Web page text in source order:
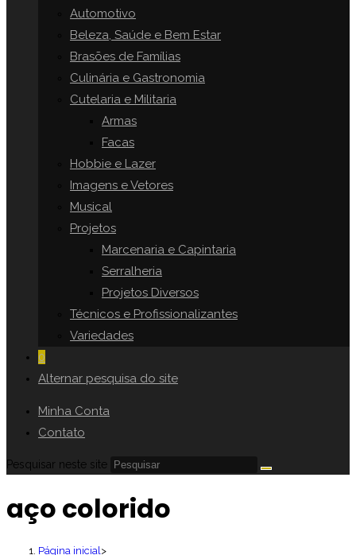
Automotivo
Beleza, Saúde e Bem Estar
Brasões de Famílias
Culinária e Gastronomia
Cutelaria e Militaria
Armas
Facas
Hobbie e Lazer
Imagens e Vetores
Musical
Projetos
Marcenaria e Capintaria
Serralheria
Projetos Diversos
Técnicos e Profissionalizantes
Variedades
0
Alternar pesquisa do site
Minha Conta
Contato
Pesquisar neste site
aço colorido
Página inicial >